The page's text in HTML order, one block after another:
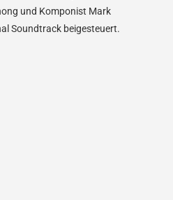
und Komponist Mark
Soundtrack beigesteuert.